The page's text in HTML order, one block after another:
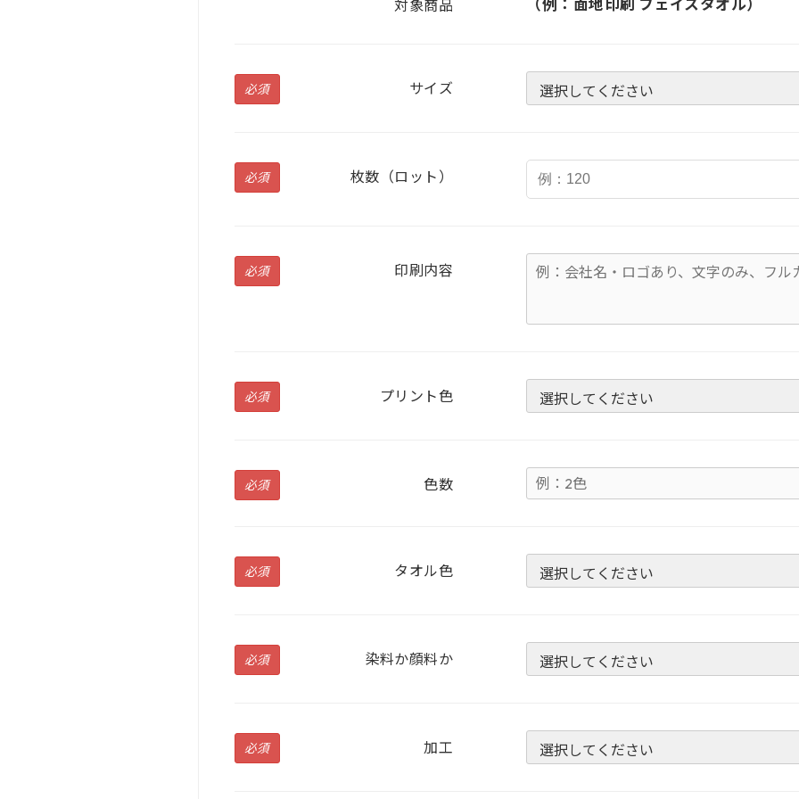
対象商品 （例：面地印刷 フェイスタオル）
必須 サイズ
必須 枚数（ロット）
必須 印刷内容
必須 プリント色
必須 色数
必須 タオル色
必須 染料か顔料か
必須 加工